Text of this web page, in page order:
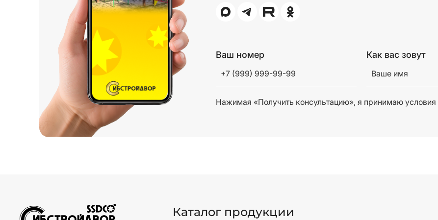
Ваш номер Как вас зовут
Нажимая «Получить консультацию», я принимаю условия
Каталог продукции